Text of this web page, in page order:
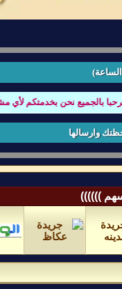
بالجميع نحن بخدمتكم لأي
وارسالها
))))))